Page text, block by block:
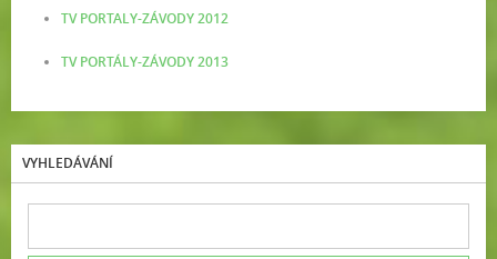
TV PORTALY-ZÁVODY 2012
TV PORTÁLY-ZÁVODY 2013
VYHLEDÁVÁNÍ